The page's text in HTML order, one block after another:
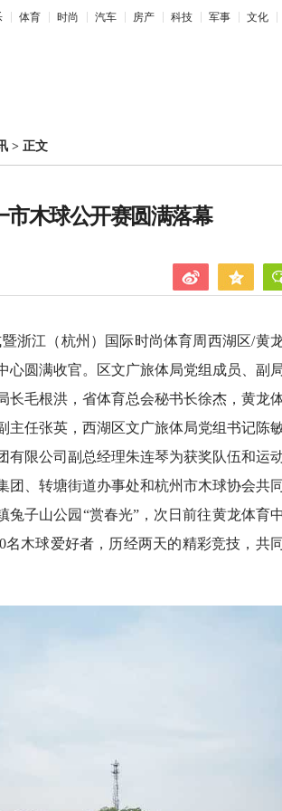
体育 时尚 汽车 房产 科技 军事 文化
> 正文
市木球公开赛圆满落幕
浙江（杭州）国际时尚体育周西湖区/黄
圆满收官。区文广旅体局党组成员、副
长毛根洪，省体育总会秘书长徐杰，黄龙
任张英，西湖区文广旅体局党组书记陈敏
有限公司副总经理朱连琴为获奖队伍和运
团、转塘街道办事处和杭州市木球协会共
兔子山公园“赏春光”，次日前往黄龙体育
木球爱好者，历经两天的精彩竞技，共